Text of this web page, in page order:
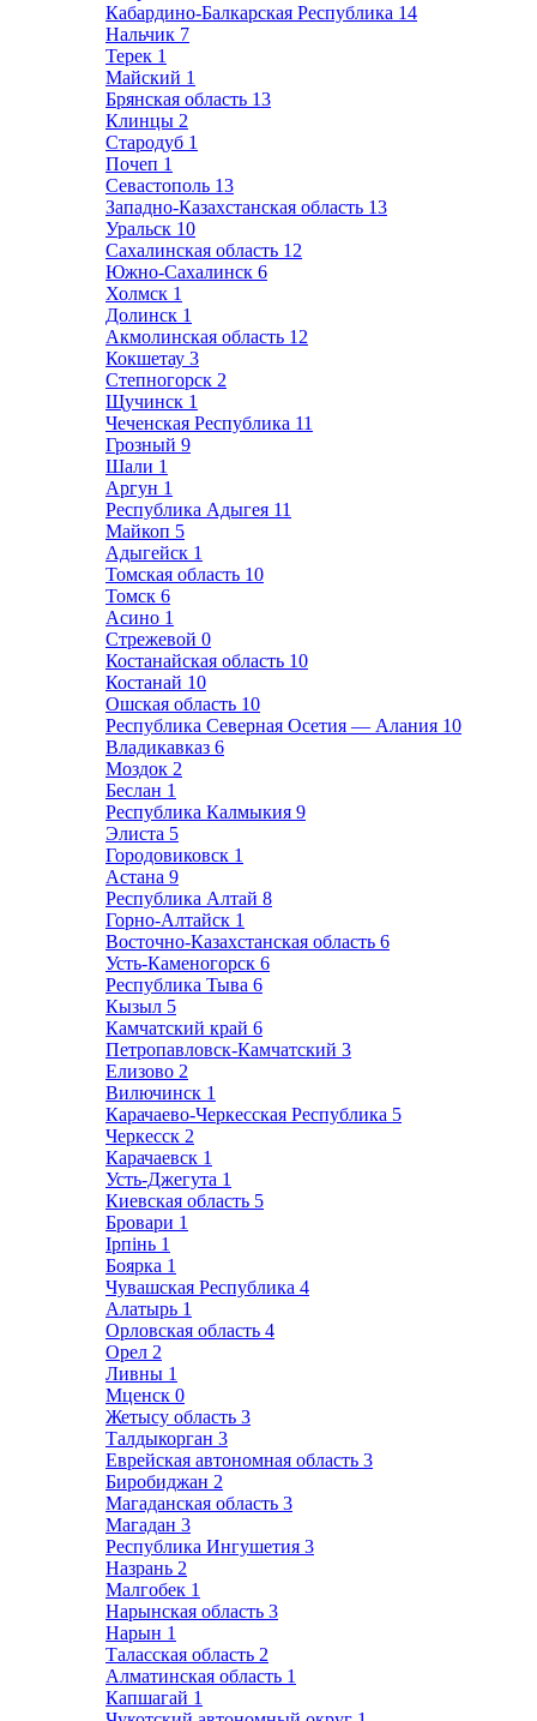
Кабардино-Балкарская Республика 14
Нальчик 7
Терек 1
Майский 1
Брянская область 13
Клинцы 2
Стародуб 1
Почеп 1
Севастополь 13
Западно-Казахстанская область 13
Уральск 10
Сахалинская область 12
Южно-Сахалинск 6
Холмск 1
Долинск 1
Акмолинская область 12
Кокшетау 3
Степногорск 2
Щучинск 1
Чеченская Республика 11
Грозный 9
Шали 1
Аргун 1
Республика Адыгея 11
Майкоп 5
Адыгейск 1
Томская область 10
Томск 6
Асино 1
Стрежевой 0
Костанайская область 10
Костанай 10
Ошская область 10
Республика Северная Осетия — Алания 10
Владикавказ 6
Моздок 2
Беслан 1
Республика Калмыкия 9
Элиста 5
Городовиковск 1
Астана 9
Республика Алтай 8
Горно-Алтайск 1
Восточно-Казахстанская область 6
Усть-Каменогорск 6
Республика Тыва 6
Кызыл 5
Камчатский край 6
Петропавловск-Камчатский 3
Елизово 2
Вилючинск 1
Карачаево-Черкесская Республика 5
Черкесск 2
Карачаевск 1
Усть-Джегута 1
Киевская область 5
Бровари 1
Ірпінь 1
Боярка 1
Чувашская Республика 4
Алатырь 1
Орловская область 4
Орел 2
Ливны 1
Мценск 0
Жетысу область 3
Талдыкорган 3
Еврейская автономная область 3
Биробиджан 2
Магаданская область 3
Магадан 3
Республика Ингушетия 3
Назрань 2
Малгобек 1
Нарынская область 3
Нарын 1
Таласская область 2
Алматинская область 1
Капшагай 1